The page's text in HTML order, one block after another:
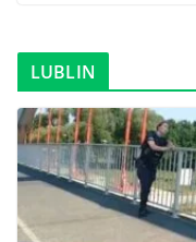
LUBLIN